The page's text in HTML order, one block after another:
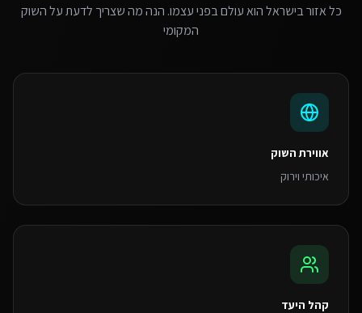
כל אזור בישראל הוא עולם בפני עצמו. הנה מה שצריך לדעת על השוק
המקומי
אווירת השוק
איכותי וירוק
קהל היעד